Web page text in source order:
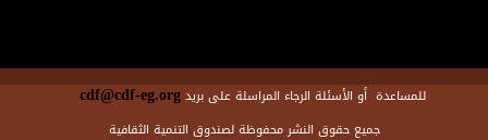
للمساعدة أو الأسئلة الرجاء المراسلة على بريدcdf@cdf-eg.org
جميع حقوق النشر محفوظة لصندوق التنمية الثقافية